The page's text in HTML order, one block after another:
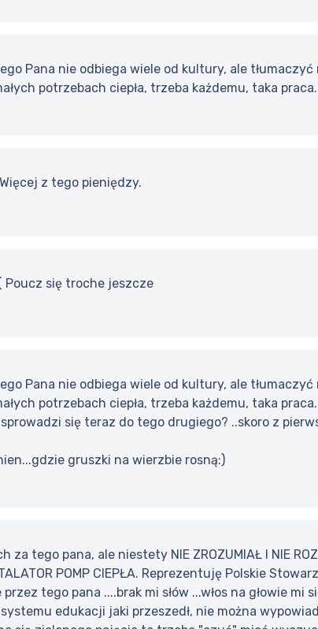
Pana nie odbiega wiele od kultury, ale
potrzebach ciepła, trzeba każdemu, taka praca.
z tego pieniędzy.
Poucz się troche jeszcze
Pana nie odbiega wiele od kultury, ale
potrzebach ciepła, trzeba każdemu, taka praca.
sprowadzi się teraz do tego drugiego? ..skoro z
gruszki na wierzbie rosną:)
za tego pana, ale niestety NIE ZROZUMIAŁ I NIE
POMP CIEPŁA. Reprezentuję Polskie
tego pana ....brak mi słów ...włos na głowie mi
edukacji jaki przeszedł, nie można